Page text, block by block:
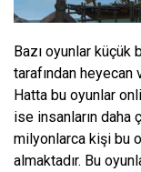
Bazı oyunlar
tarafından heyecan
Hatta bu oyunlar
ise insanların daha
milyonlarca kişi bu
almaktadır. Bu